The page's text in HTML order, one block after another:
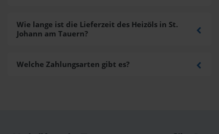
Wie lange ist die Lieferzeit des Heizöls in St.
Johann am Tauern?
Welche Zahlungsarten gibt es?